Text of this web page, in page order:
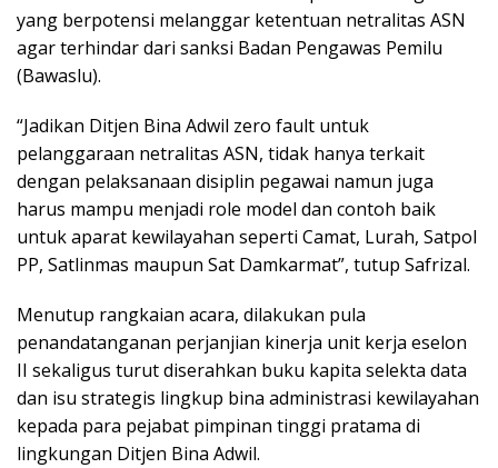
yang berpotensi melanggar ketentuan netralitas ASN
agar terhindar dari sanksi Badan Pengawas Pemilu
(Bawaslu).
“Jadikan Ditjen Bina Adwil zero fault untuk
pelanggaraan netralitas ASN, tidak hanya terkait
dengan pelaksanaan disiplin pegawai namun juga
harus mampu menjadi role model dan contoh baik
untuk aparat kewilayahan seperti Camat, Lurah, Satpol
PP, Satlinmas maupun Sat Damkarmat”, tutup Safrizal.
Menutup rangkaian acara, dilakukan pula
penandatanganan perjanjian kinerja unit kerja eselon
II sekaligus turut diserahkan buku kapita selekta data
dan isu strategis lingkup bina administrasi kewilayahan
kepada para pejabat pimpinan tinggi pratama di
lingkungan Ditjen Bina Adwil.